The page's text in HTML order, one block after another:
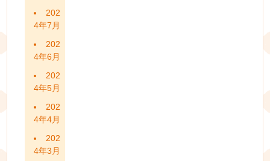
202
4年7月
202
4年6月
202
4年5月
202
4年4月
202
4年3月